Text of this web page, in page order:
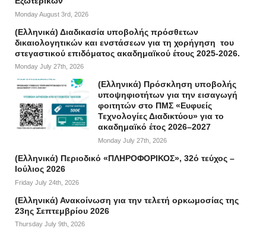
Monday August 3rd, 2026
(Ελληνικά) Διαδικασία υποβολής πρόσθετων
δικαιολογητικών και ενστάσεων για τη χορήγηση του
στεγαστικού επιδόματος ακαδημαϊκού έτους 2025-2026.
Monday July 27th, 2026
(Ελληνικά) Πρόσκληση υποβολής
υποψηφιοτήτων για την εισαγωγή
φοιτητών στο ΠΜΣ «Ευφυείς
Τεχνολογίες Διαδικτύου» για το
ακαδημαϊκό έτος 2026–2027
Monday July 27th, 2026
(Ελληνικά) Περιοδικό «ΠΛΗΡΟΦΟΡΙΚΟΣ», 32ό τεύχος –
Ιούλιος 2026
Friday July 24th, 2026
(Ελληνικά) Ανακοίνωση για την τελετή ορκωμοσίας της
23ης Σεπτεμβρίου 2026
Thursday July 9th, 2026